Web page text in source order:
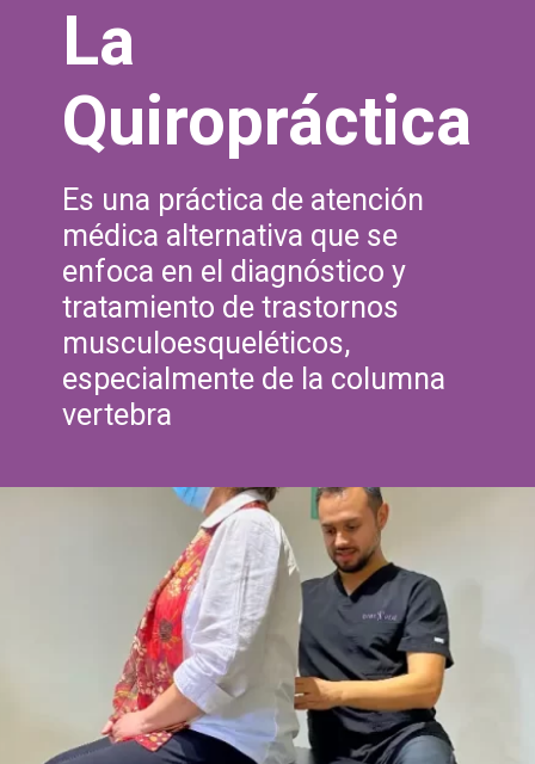
La
Quiropráctica
Es una práctica de atención
médica alternativa que se
enfoca en el diagnóstico y
tratamiento de trastornos
musculoesqueléticos,
especialmente de la columna
vertebra